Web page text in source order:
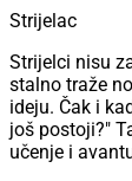
Strijelac
Strijelci nisu
stalno traže
ideju. Čak i
još postoji?"
učenje i